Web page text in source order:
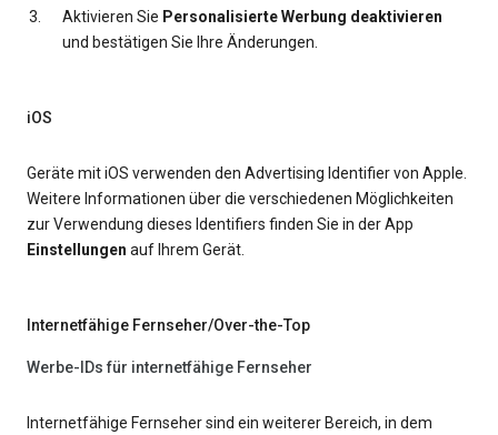
Aktivieren Sie Personalisierte Werbung deaktivieren
und bestätigen Sie Ihre Änderungen.
iOS
Geräte mit iOS verwenden den Advertising Identifier von Apple.
Weitere Informationen über die verschiedenen Möglichkeiten
zur Verwendung dieses Identifiers finden Sie in der App
Einstellungen auf Ihrem Gerät.
Internetfähige Fernseher/Over-the-Top
Werbe-IDs für internetfähige Fernseher
Internetfähige Fernseher sind ein weiterer Bereich, in dem